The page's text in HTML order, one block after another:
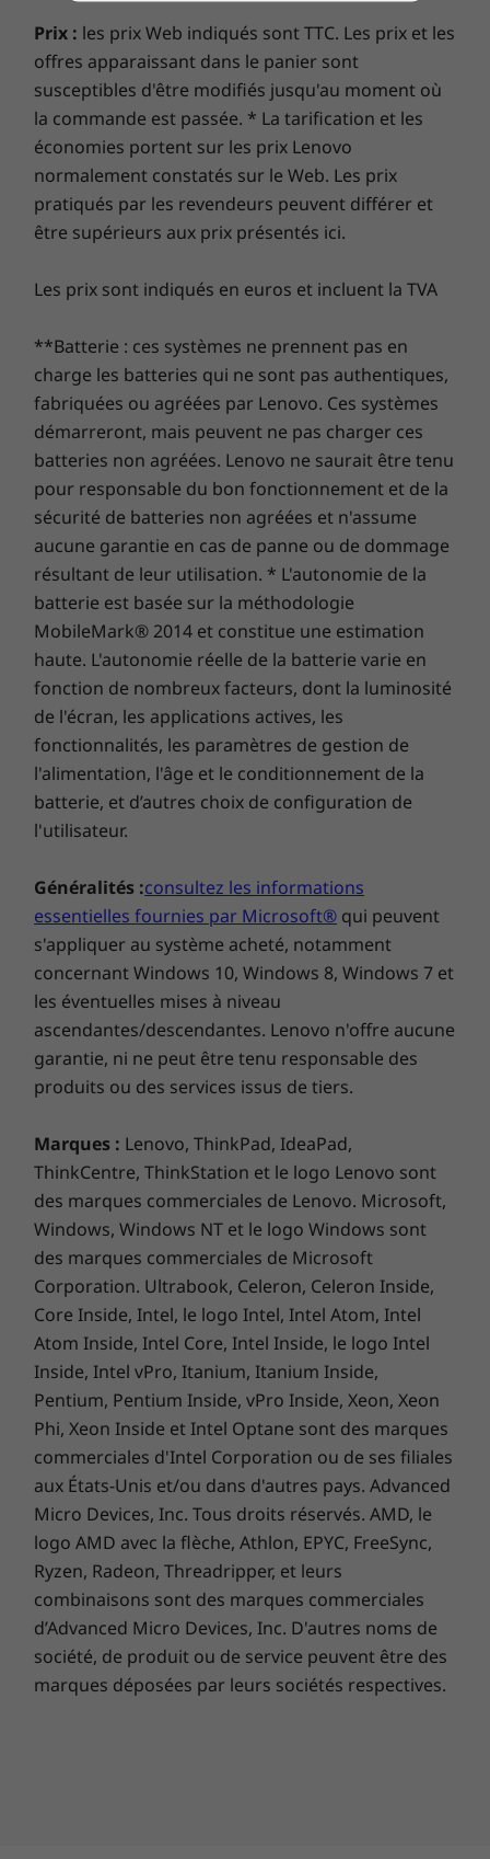
Donnez vie aux images avec Dolby Vision™
HDR.
Qualité de fabrication haut de gamme,
style contemporain
Splendide quel que soit le mode d’utilisation, le
Yoga C930 est forgé dans de l’aluminium haut
de gamme avec des techniques de fabrication
de précision qui lui confèrent un aspect
luxueux. Proposé en coloris mica ou gris acier.
Ne laissez plus jamais passer une idée en
évitant d’égarer votre stylet
Certains clients nous ont dit qu’ils avaient
parfois du mal à retrouver leur stylet… Avec le
Yoga C930, vous pourrez toujours capturer vos
idées dès qu’elles se présentent grâce au stylet
avec emplacement de rangement intégré au
châssis. Encore mieux, le stylet se recharge
Contrôlez votre webcam pour avoir une
totale tranquillité d’esprit
La peur de la webcam… Tout le monde l’a
ressentie une fois. C’est cette fameuse fraction
de seconde pendant laquelle vous vous
demandez si votre caméra est vraiment
éteinte, ou si les autres participants à la
visioconférence viennent de vous voir en
pyjama !
Avec le système TrueBlock qui équipe le Yoga
C930, il suffit de faire glisser le cache de
confidentialité en position ouverte quand vous
portable
Chez Lenovo, chaque ordinateur portable bénéficie
d’une garantie d’un an sur la batterie, quelle que soit
la garantie de votre système. Mais voici ce qui change
vraiment la donne : sur certains PC, nous offrons
uneSealed Battery Warranty de 3 ans.Bénéficiez de
trois ans d’autonomie de batterie en achetant cette
mise à niveau avec votre appareil ou pendant la
période de garantie initiale d’un an (si votre batterie
couverture pour un remplacement de la batterie en
possibilité de passer au service sur site, On-site
Service. Chez Lenovo, l’excellence constitue l’alliance
des performances et de la protection des portables !
Prix : les prix Web indiqués sont TTC. Les prix et les
offres apparaissant dans le panier sont
susceptibles d'être modifiés jusqu'au moment où
la commande est passée. * La tarification et les
économies portent sur les prix Lenovo
normalement constatés sur le Web. Les prix
pratiqués par les revendeurs peuvent différer et
être supérieurs aux prix présentés ici.
Les prix sont indiqués en euros et incluent la TVA
**Batterie : ces systèmes ne prennent pas en
charge les batteries qui ne sont pas authentiques,
fabriquées ou agréées par Lenovo. Ces systèmes
démarreront, mais peuvent ne pas charger ces
batteries non agréées. Lenovo ne saurait être tenu
pour responsable du bon fonctionnement et de la
sécurité de batteries non agréées et n'assume
aucune garantie en cas de panne ou de dommage
résultant de leur utilisation. * L'autonomie de la
batterie est basée sur la méthodologie
MobileMark® 2014 et constitue une estimation
haute. L'autonomie réelle de la batterie varie en
fonction de nombreux facteurs, dont la luminosité
de l'écran, les applications actives, les
fonctionnalités, les paramètres de gestion de
l'alimentation, l'âge et le conditionnement de la
batterie, et d’autres choix de configuration de
l'utilisateur.
Généralités :consultez les informations
essentielles fournies par Microsoft® qui peuvent
s'appliquer au système acheté, notamment
concernant Windows 10, Windows 8, Windows 7 et
les éventuelles mises à niveau
ascendantes/descendantes. Lenovo n'offre aucune
garantie, ni ne peut être tenu responsable des
produits ou des services issus de tiers.
Marques : Lenovo, ThinkPad, IdeaPad,
ThinkCentre, ThinkStation et le logo Lenovo sont
des marques commerciales de Lenovo. Microsoft,
Windows, Windows NT et le logo Windows sont
des marques commerciales de Microsoft
Corporation. Ultrabook, Celeron, Celeron Inside,
Core Inside, Intel, le logo Intel, Intel Atom, Intel
Atom Inside, Intel Core, Intel Inside, le logo Intel
Inside, Intel vPro, Itanium, Itanium Inside,
Pentium, Pentium Inside, vPro Inside, Xeon, Xeon
Phi, Xeon Inside et Intel Optane sont des marques
commerciales d'Intel Corporation ou de ses filiales
aux États-Unis et/ou dans d'autres pays. Advanced
Micro Devices, Inc. Tous droits réservés. AMD, le
logo AMD avec la flèche, Athlon, EPYC, FreeSync,
Ryzen, Radeon, Threadripper, et leurs
combinaisons sont des marques commerciales
d’Advanced Micro Devices, Inc. D'autres noms de
société, de produit ou de service peuvent être des
marques déposées par leurs sociétés respectives.